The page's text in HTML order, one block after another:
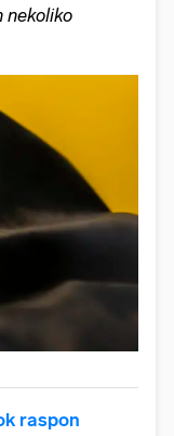
nekoliko
raspon